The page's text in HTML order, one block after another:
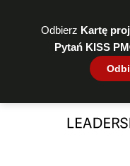
Odbierz Kartę
Pytań KISS